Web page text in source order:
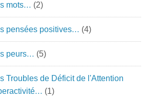
mots… (2)
pensées positives… (4)
peurs… (5)
Troubles de Déficit de l'Attention
(1)